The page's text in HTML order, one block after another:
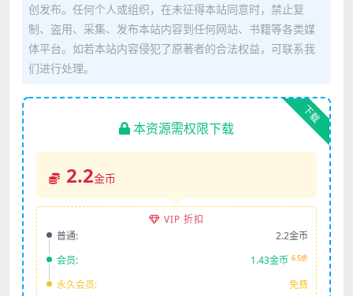
创发布。任何个人或组织，在未征得本站同意时，禁止复
制、盗用、采集、发布本站内容到任何网站、书籍等各类媒
体平台。如若本站内容侵犯了原著者的合法权益，可联系我
们进行处理。
下载
本资源需权限下载
2.2金币
VIP 折扣
普通:
2.2金币
会员:
1.43金币 6.5折
永久会员: 免费